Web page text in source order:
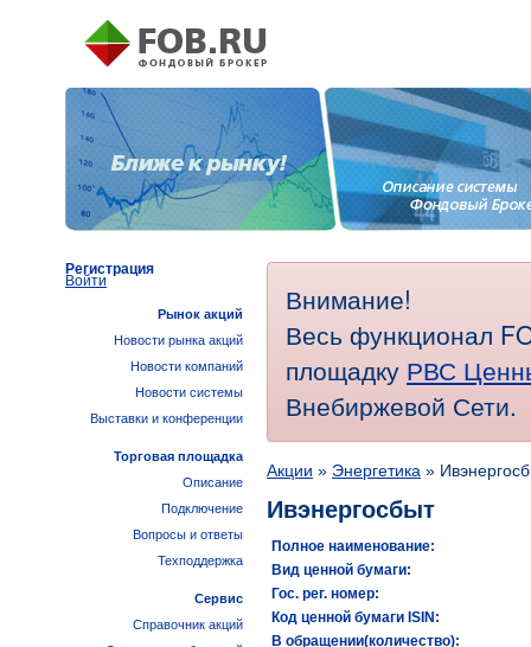
Внимание!
Весь функционал
площадку РВС
Внебиржевой Сети.
Акции » Энергетика »
Ивэнергосбыт
Полное наименование:
Вид ценной бумаги:
Гос. рег. номер:
Код ценной бумаги ISIN:
В обращении(количество):
Регистрация
Войти
Рынок акций
Новости рынка акций
Новости компаний
Новости системы
Выставки и конференции
Торговая площадка
Описание
Подключение
Вопросы и ответы
Техподдержка
Сервис
Справочник акций